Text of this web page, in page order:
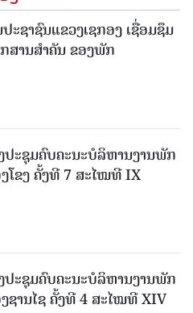
ະຊາຊົນແຂວງເຊກອງ ເຊື່ອມຊຶມ
ສານສໍາຄັນ ຂອງພັກ
ປະຊຸມຄົບຄະນະບໍລິຫານງານພັກ
ໂຂງ ຄັ້ງທີ 7 ສະໄໝທີ IX
ປະຊຸມຄົບຄະນະບໍລິຫານງານພັກ
ຊານ​ໄຊ ຄັ້ງທີ 4 ສະໄໝທີ XIV